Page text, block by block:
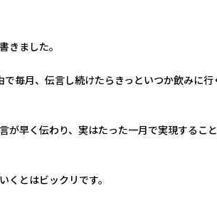
きました。
毎月、伝言し続けたらきっといつか飲みに
早く伝わり、実はたった一月で実現するこ
とはビックリです。